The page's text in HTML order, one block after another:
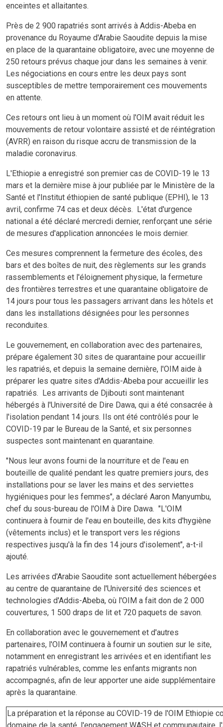
enceintes et allaitantes.
Près de 2 900 rapatriés sont arrivés à Addis-Abeba en
provenance du Royaume d'Arabie Saoudite depuis la mise
en place de la quarantaine obligatoire, avec une moyenne de
250 retours prévus chaque jour dans les semaines à venir.
Les négociations en cours entre les deux pays sont
susceptibles de mettre temporairement ces mouvements
en attente.
Ces retours ont lieu à un moment où l'OIM avait réduit les
mouvements de retour volontaire assisté et de réintégration
(AVRR) en raison du risque accru de transmission de la
maladie coronavirus.
L'Ethiopie a enregistré son premier cas de COVID-19 le 13
mars et la dernière mise à jour publiée par le Ministère de la
Santé et l'Institut éthiopien de santé publique (EPHI), le 13
avril, confirme 74 cas et deux décès. L'état d'urgence
national a été déclaré mercredi dernier, renforçant une série
de mesures d'application annoncées le mois dernier.
Ces mesures comprennent la fermeture des écoles, des
bars et des boîtes de nuit, des règlements sur les grands
rassemblements et l'éloignement physique, la fermeture
des frontières terrestres et une quarantaine obligatoire de
14 jours pour tous les passagers arrivant dans les hôtels et
dans les installations désignées pour les personnes
reconduites.
Le gouvernement, en collaboration avec des partenaires,
prépare également 30 sites de quarantaine pour accueillir
les rapatriés, et depuis la semaine dernière, l'OIM aide à
préparer les quatre sites d'Addis-Abeba pour accueillir les
rapatriés. Les arrivants de Djibouti sont maintenant
hébergés à l'Université de Dire Dawa, qui a été consacrée à
l'isolation pendant 14 jours. Ils ont été contrôlés pour le
COVID-19 par le Bureau de la Santé, et six personnes
suspectes sont maintenant en quarantaine.
"Nous leur avons fourni de la nourriture et de l'eau en
bouteille de qualité pendant les quatre premiers jours, des
installations pour se laver les mains et des serviettes
hygiéniques pour les femmes", a déclaré Aaron Manyumbu,
chef du sous-bureau de l'OIM à Dire Dawa. "L'OIM
continuera à fournir de l'eau en bouteille, des kits d'hygiène
(vêtements inclus) et le transport vers les régions
respectives jusqu'à la fin des 14 jours d'isolement", a-t-il
ajouté.
Les arrivées d'Arabie Saoudite sont actuellement hébergées
au centre de quarantaine de l'Université des sciences et
technologies d'Addis-Abeba, où l'OIM a fait don de 2 000
couvertures, 1 500 draps de lit et 720 paquets de savon.
En collaboration avec le gouvernement et d'autres
partenaires, l'OIM continuera à fournir un soutien sur le site,
notamment en enregistrant les arrivées et en identifiant les
rapatriés vulnérables, comme les enfants migrants non
accompagnés, afin de leur apporter une aide supplémentaire
après la quarantaine.
La préparation et la réponse au COVID-19 de l'OIM Ethiopie